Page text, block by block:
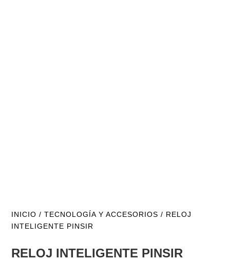
INICIO /TECNOLOGÍA Y ACCESORIOS / RELOJ
INTELIGENTE PINSIR
RELOJ INTELIGENTE PINSIR